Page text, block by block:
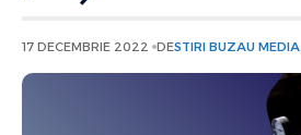
17 DECEMBRIE 2022 DESTIRI BUZAU MEDIA